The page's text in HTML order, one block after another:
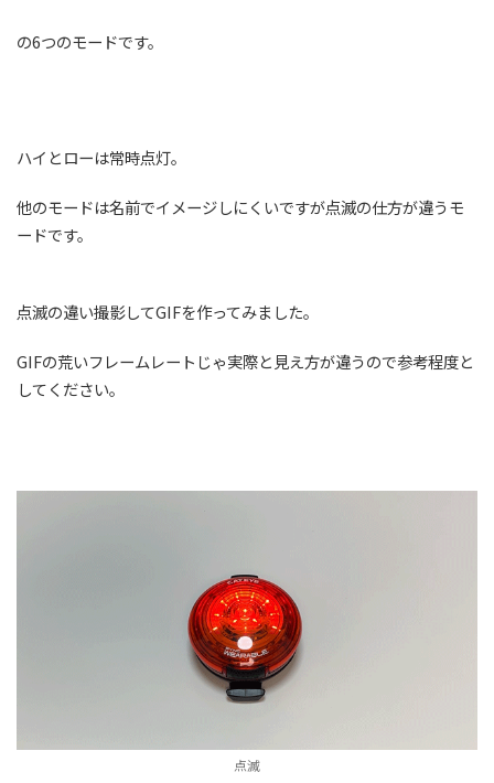
の6つのモードです。
ハイとローは常時点灯。
他のモードは名前でイメージしにくいですが点滅の仕方が違うモ
ードです。
点滅の違い撮影してGIFを作ってみました。
GIFの荒いフレームレートじゃ実際と見え方が違うので参考程度と
してください。
点滅